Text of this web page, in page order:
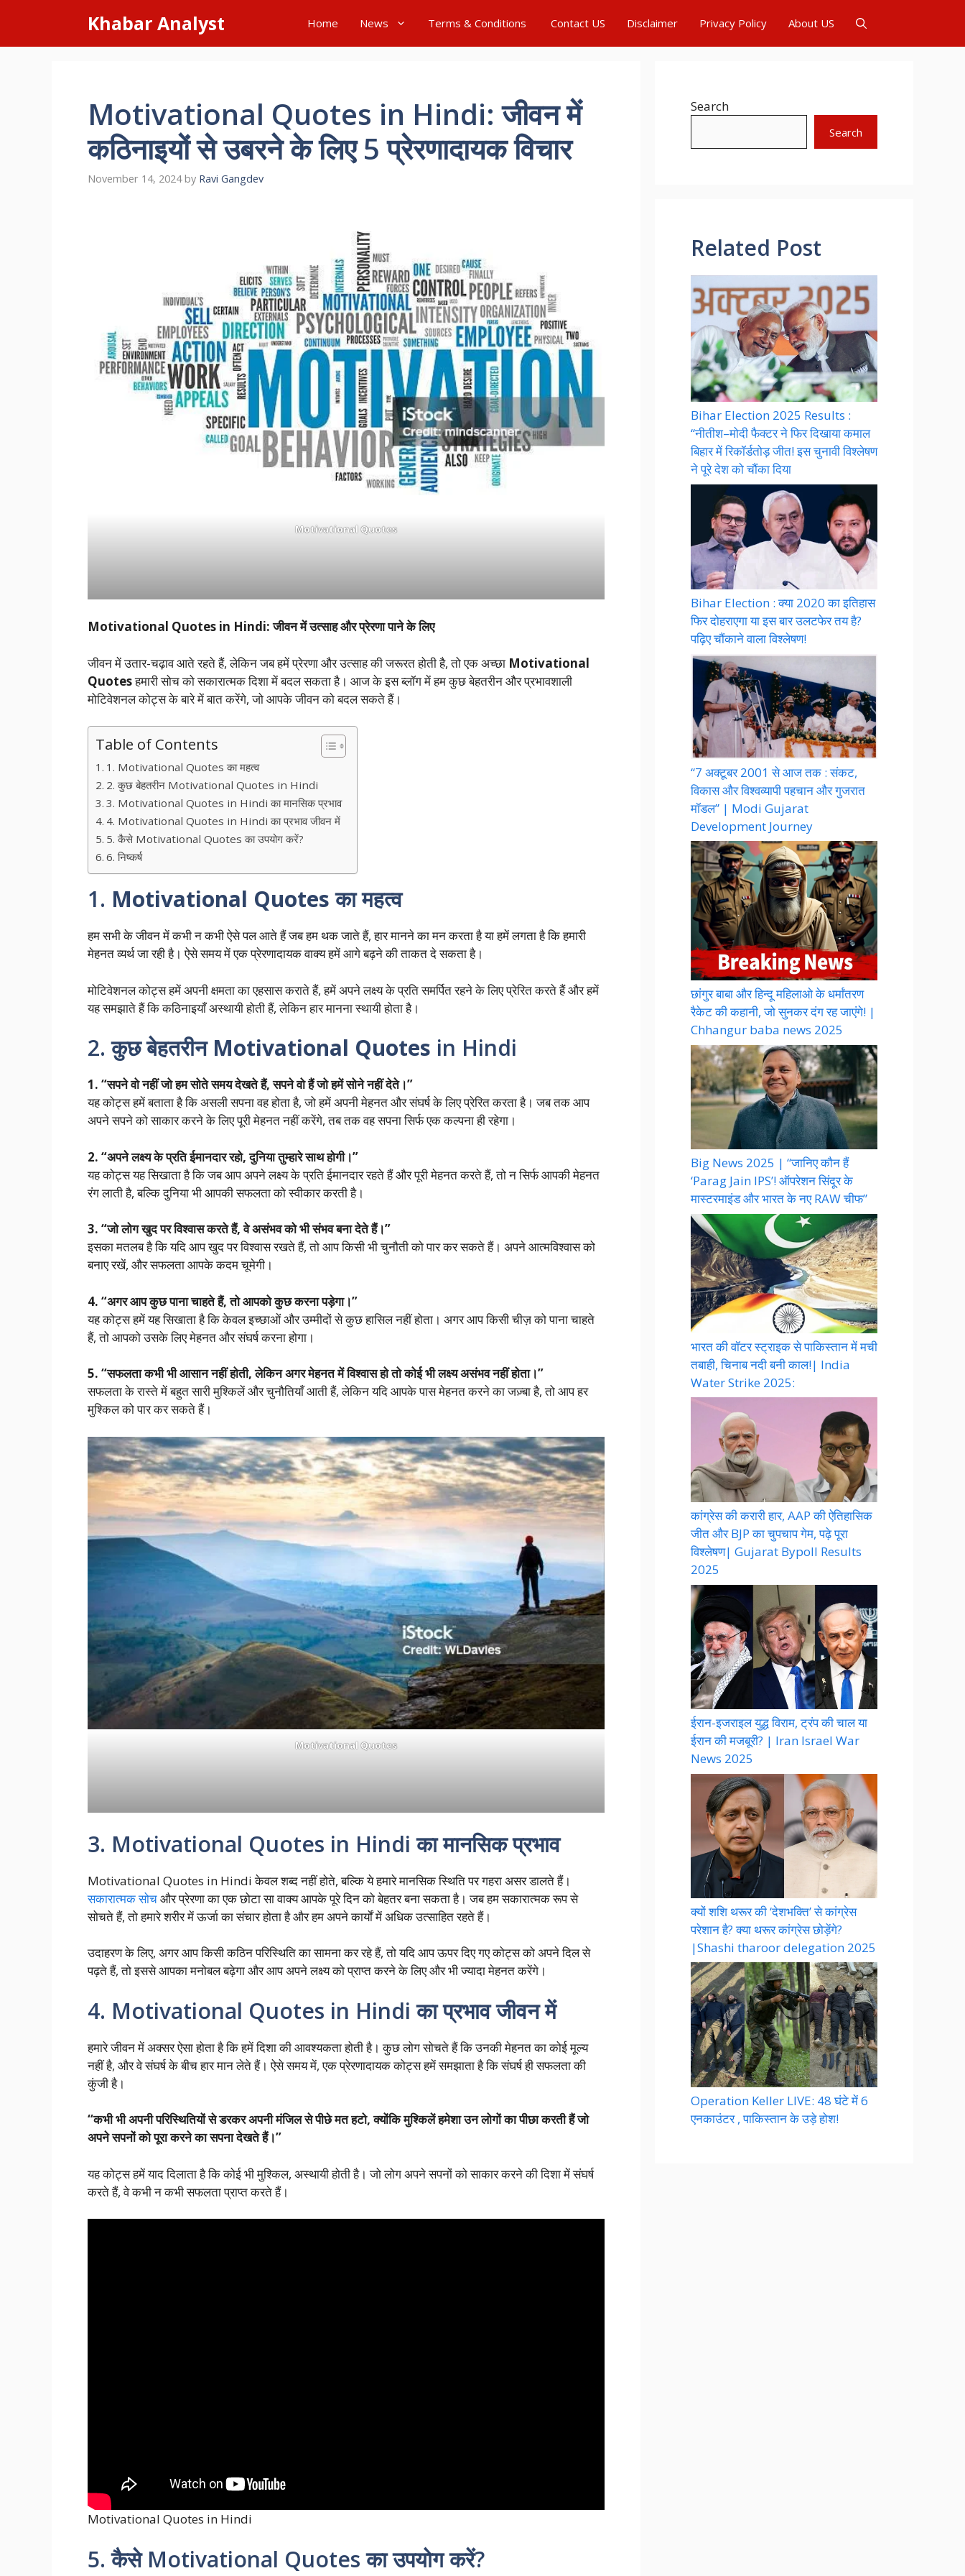
content
Khabar Analyst Home News Terms & Conditions Contact US Disclaimer Privacy Policy About US
Motivational Quotes in Hindi: जीवन में
कठिनाइयों से उबरने के लिए 5 प्रेरणादायक विचार
November 14, 2024 by Ravi Gangdev
Motivational Quotes
Motivational Quotes in Hindi: जीवन में उत्साह और प्रेरणा पाने के लिए
जीवन में उतार-चढ़ाव आते रहते हैं, लेकिन जब हमें प्रेरणा और उत्साह की जरूरत होती है, तो एक अच्छा Motivational
Quotesहमारी सोच को सकारात्मक दिशा में बदल सकता है। आज के इस ब्लॉग में हम कुछ बेहतरीन और प्रभावशाली
मोटिवेशनल कोट्स के बारे में बात करेंगे, जो आपके जीवन को बदल सकते हैं।
Table of Contents
1. Motivational Quotes का महत्व
2. कुछ बेहतरीन Motivational Quotes in Hindi
3. Motivational Quotes in Hindi का मानसिक प्रभाव
4. Motivational Quotes in Hindi का प्रभाव जीवन में
5. कैसे Motivational Quotes का उपयोग करें?
6. निष्कर्ष
1. Motivational Quotesका महत्व
हम सभी के जीवन में कभी न कभी ऐसे पल आते हैं जब हम थक जाते हैं, हार मानने का मन करता है या हमें लगता है कि हमारी
मेहनत व्यर्थ जा रही है। ऐसे समय में एक प्रेरणादायक वाक्य हमें आगे बढ़ने की ताकत दे सकता है।
मोटिवेशनल कोट्स हमें अपनी क्षमता का एहसास कराते हैं, हमें अपने लक्ष्य के प्रति समर्पित रहने के लिए प्रेरित करते हैं और हमें
यह समझाते हैं कि कठिनाइयाँ अस्थायी होती हैं, लेकिन हार मानना स्थायी होता है।
2. कुछ बेहतरीन Motivational Quotes in Hindi
1. “सपने वो नहीं जो हम सोते समय देखते हैं, सपने वो हैं जो हमें सोने नहीं देते।”
यह कोट्स हमें बताता है कि असली सपना वह होता है, जो हमें अपनी मेहनत और संघर्ष के लिए प्रेरित करता है। जब तक आप
अपने सपने को साकार करने के लिए पूरी मेहनत नहीं करेंगे, तब तक वह सपना सिर्फ एक कल्पना ही रहेगा।
2. “अपने लक्ष्य के प्रति ईमानदार रहो, दुनिया तुम्हारे साथ होगी।”
यह कोट्स यह सिखाता है कि जब आप अपने लक्ष्य के प्रति ईमानदार रहते हैं और पूरी मेहनत करते हैं, तो न सिर्फ आपकी मेहनत
रंग लाती है, बल्कि दुनिया भी आपकी सफलता को स्वीकार करती है।
3. “जो लोग खुद पर विश्वास करते हैं, वे असंभव को भी संभव बना देते हैं।”
इसका मतलब है कि यदि आप खुद पर विश्वास रखते हैं, तो आप किसी भी चुनौती को पार कर सकते हैं। अपने आत्मविश्वास को
बनाए रखें, और सफलता आपके कदम चूमेगी।
4. “अगर आप कुछ पाना चाहते हैं, तो आपको कुछ करना पड़ेगा।”
यह कोट्स हमें यह सिखाता है कि केवल इच्छाओं और उम्मीदों से कुछ हासिल नहीं होता। अगर आप किसी चीज़ को पाना चाहते
हैं, तो आपको उसके लिए मेहनत और संघर्ष करना होगा।
5. “सफलता कभी भी आसान नहीं होती, लेकिन अगर मेहनत में विश्वास हो तो कोई भी लक्ष्य असंभव नहीं होता।”
सफलता के रास्ते में बहुत सारी मुश्किलें और चुनौतियाँ आती हैं, लेकिन यदि आपके पास मेहनत करने का जज़्बा है, तो आप हर
मुश्किल को पार कर सकते हैं।
Motivational Quotes
3. Motivational Quotes in Hindi का मानसिक प्रभाव
Motivational Quotes in Hindi केवल शब्द नहीं होते, बल्कि ये हमारे मानसिक स्थिति पर गहरा असर डालते हैं।
सकारात्मक सोचऔर प्रेरणा का एक छोटा सा वाक्य आपके पूरे दिन को बेहतर बना सकता है। जब हम सकारात्मक रूप से
सोचते हैं, तो हमारे शरीर में ऊर्जा का संचार होता है और हम अपने कार्यों में अधिक उत्साहित रहते हैं।
उदाहरण के लिए, अगर आप किसी कठिन परिस्थिति का सामना कर रहे हैं, तो यदि आप ऊपर दिए गए कोट्स को अपने दिल से
पढ़ते हैं, तो इससे आपका मनोबल बढ़ेगा और आप अपने लक्ष्य को प्राप्त करने के लिए और भी ज्यादा मेहनत करेंगे।
4. Motivational Quotes in Hindi का प्रभाव जीवन में
हमारे जीवन में अक्सर ऐसा होता है कि हमें दिशा की आवश्यकता होती है। कुछ लोग सोचते हैं कि उनकी मेहनत का कोई मूल्य
नहीं है, और वे संघर्ष के बीच हार मान लेते हैं। ऐसे समय में, एक प्रेरणादायक कोट्स हमें समझाता है कि संघर्ष ही सफलता की
कुंजी है।
“कभी भी अपनी परिस्थितियों से डरकर अपनी मंजिल से पीछे मत हटो, क्योंकि मुश्किलें हमेशा उन लोगों का पीछा करती हैं जो
अपने सपनों को पूरा करने का सपना देखते हैं।”
यह कोट्स हमें याद दिलाता है कि कोई भी मुश्किल, अस्थायी होती है। जो लोग अपने सपनों को साकार करने की दिशा में संघर्ष
करते हैं, वे कभी न कभी सफलता प्राप्त करते हैं।
Motivational Quotes in Hindi
5. कैसे Motivational Quotes का उपयोग करें?
Search
Search
Related Post
Bihar Election 2025 Results :
“नीतीश–मोदी फैक्टर ने फिर दिखाया कमाल
बिहार में रिकॉर्डतोड़ जीत! इस चुनावी विश्लेषण
ने पूरे देश को चौंका दिया
Bihar Election : क्या 2020 का इतिहास
फिर दोहराएगा या इस बार उलटफेर तय है?
पढ़िए चौंकाने वाला विश्लेषण!
“7 अक्टूबर 2001 से आज तक : संकट,
विकास और विश्वव्यापी पहचान और गुजरात
मॉडल” | Modi Gujarat
Development Journey
छांगुर बाबा और हिन्दू महिलाओ के धर्मांतरण
रैकेट की कहानी, जो सुनकर दंग रह जाएंगे! |
Chhangur baba news 2025
Big News 2025 | “जानिए कौन हैं
‘Parag Jain IPS’! ऑपरेशन सिंदूर के
मास्टरमाइंड और भारत के नए RAW चीफ”
भारत की वॉटर स्ट्राइक से पाकिस्तान में मची
तबाही, चिनाब नदी बनी काल!| India
Water Strike 2025:
कांग्रेस की करारी हार, AAP की ऐतिहासिक
जीत और BJP का चुपचाप गेम, पढ़े पूरा
विश्लेषण| Gujarat Bypoll Results
2025
ईरान-इजराइल युद्ध विराम, ट्रंप की चाल या
ईरान की मजबूरी? | Iran Israel War
News 2025
क्यों शशि थरूर की ‘देशभक्ति’ से कांग्रेस
परेशान है? क्या थरूर कांग्रेस छोड़ेंगे?
|Shashi tharoor delegation 2025
Operation Keller LIVE: 48 घंटे में 6
एनकाउंटर , पाकिस्तान के उड़े होश!